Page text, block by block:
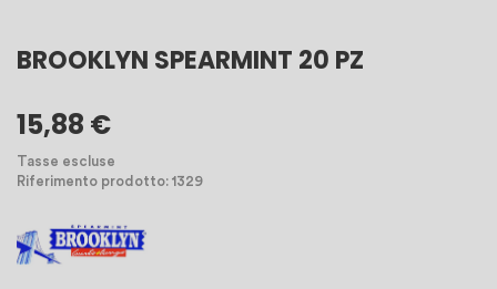
BROOKLYN SPEARMINT 20 PZ
15,88 €
Tasse escluse
Riferimento prodotto: 1329